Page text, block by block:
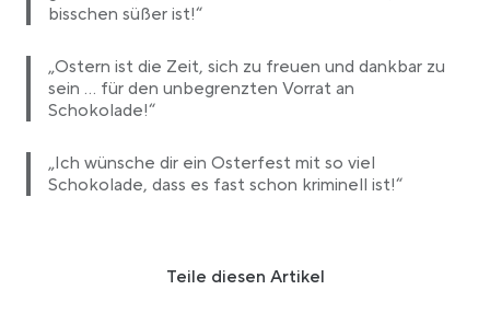
bisschen süßer ist!“
„Ostern ist die Zeit, sich zu freuen und dankbar zu
sein … für den unbegrenzten Vorrat an
Schokolade!“
„Ich wünsche dir ein Osterfest mit so viel
Schokolade, dass es fast schon kriminell ist!“
Teile diesen Artikel